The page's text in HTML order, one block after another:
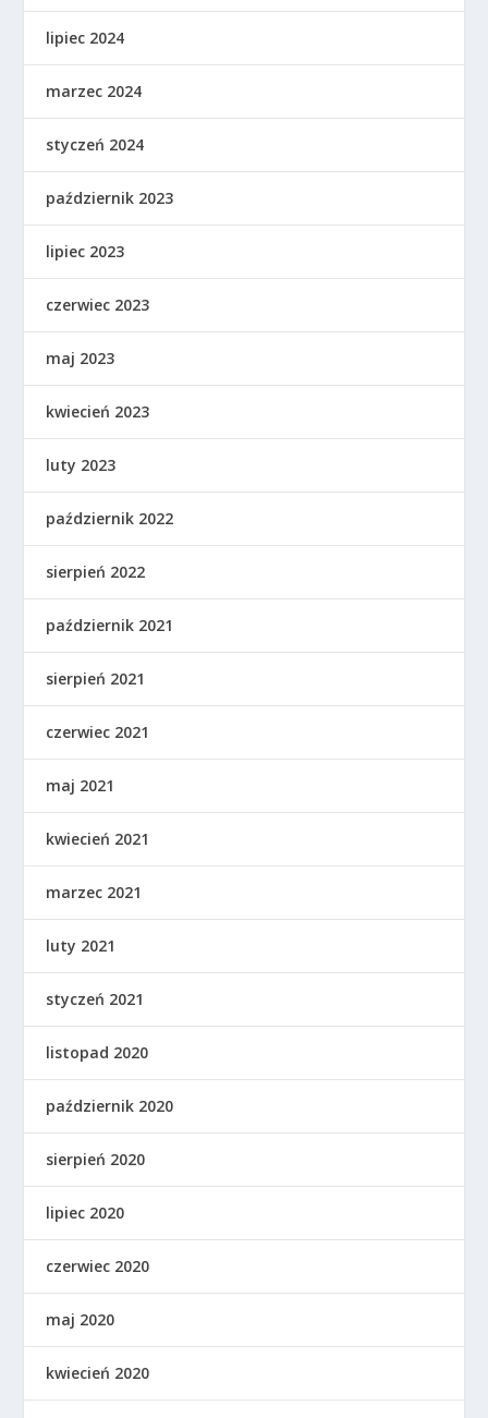
lipiec 2024
marzec 2024
styczeń 2024
październik 2023
lipiec 2023
czerwiec 2023
maj 2023
kwiecień 2023
luty 2023
październik 2022
sierpień 2022
październik 2021
sierpień 2021
czerwiec 2021
maj 2021
kwiecień 2021
marzec 2021
luty 2021
styczeń 2021
listopad 2020
październik 2020
sierpień 2020
lipiec 2020
czerwiec 2020
maj 2020
kwiecień 2020